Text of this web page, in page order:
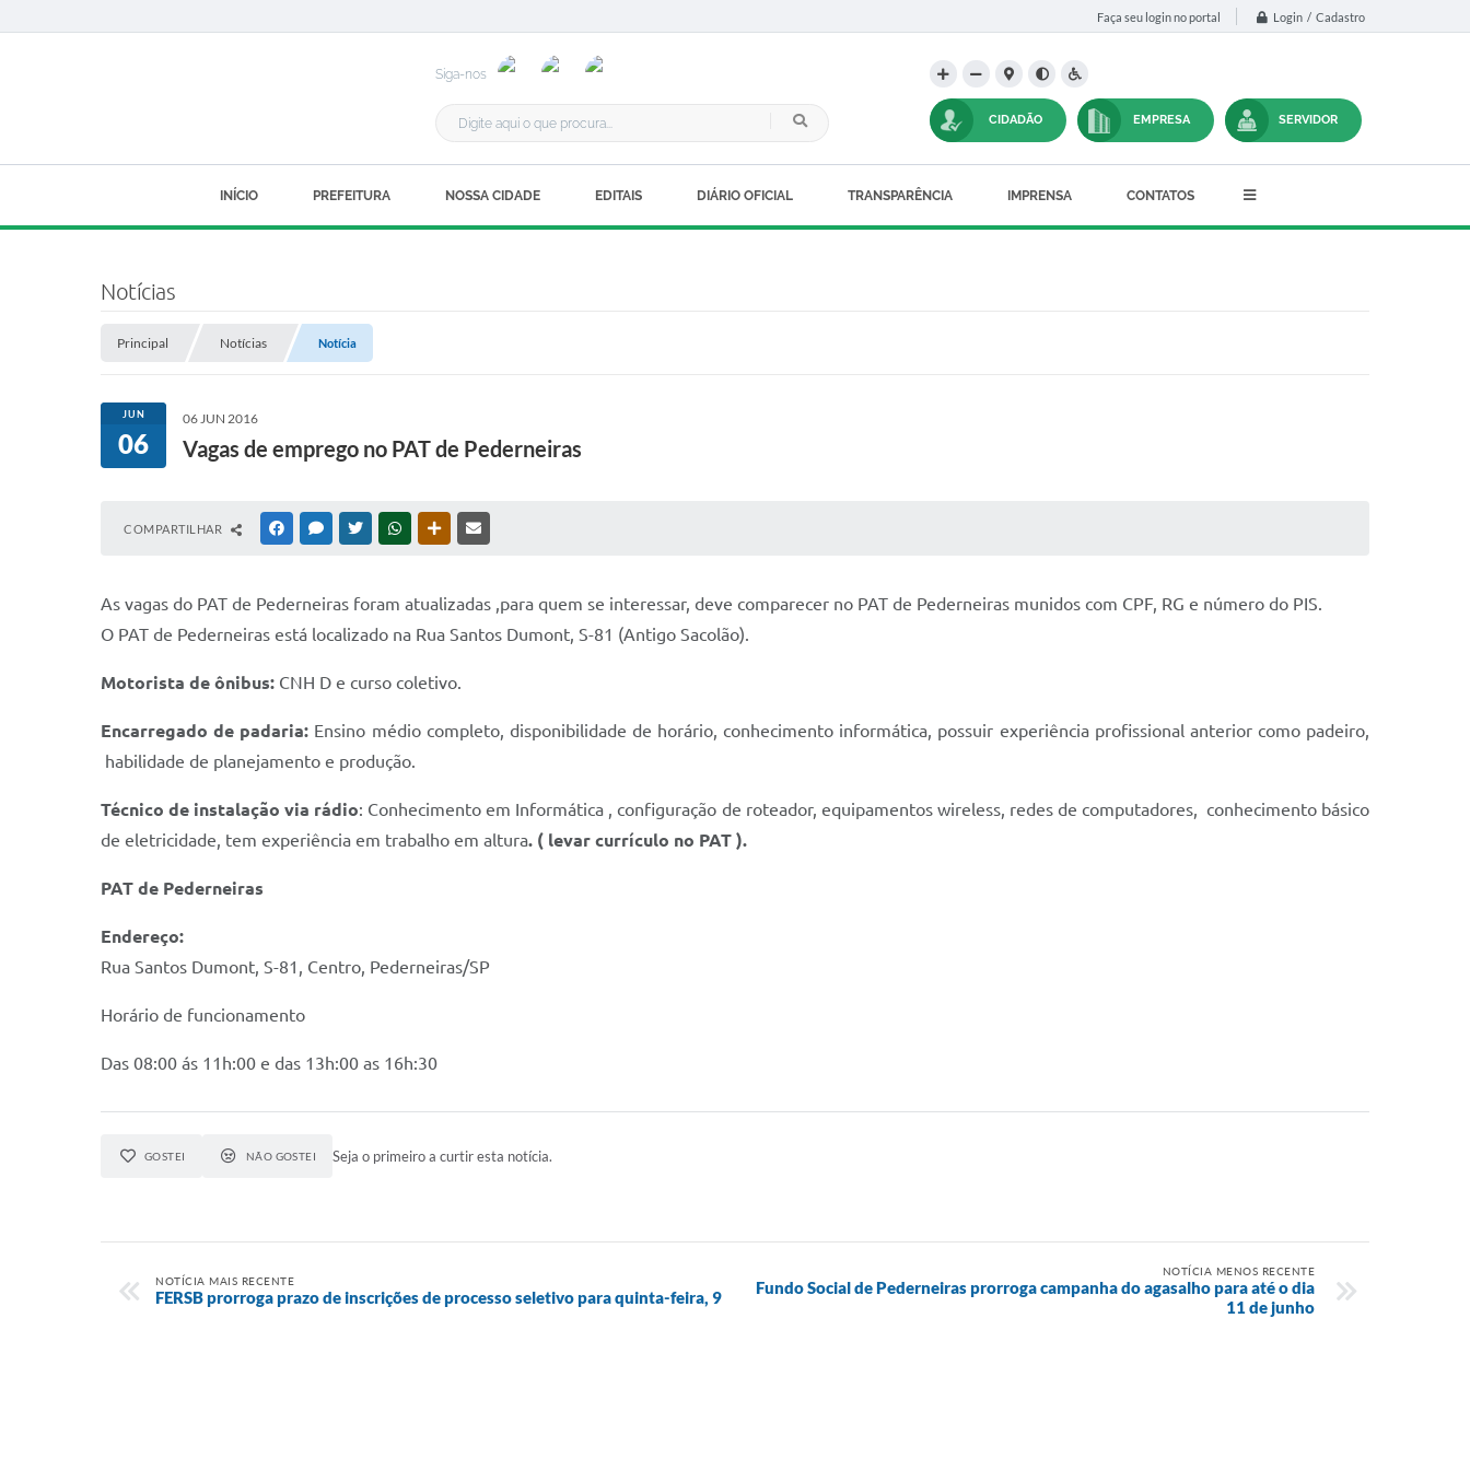
Faça seu login no portal Login / Cadastro
Siga-nos
CIDADÃO EMPRESA SERVIDOR
INÍCIO PREFEITURA NOSSA CIDADE EDITAIS DIÁRIO OFICIAL TRANSPARÊNCIA IMPRENSA CONTATOS
Notícias
Principal Notícias Notícia
JUN
06
06 JUN 2016
Vagas de emprego no PAT de Pederneiras
COMPARTILHAR FACEBOOKMESSENGER
TWITTERWHATSAPPOUTRAS MÍDIAS
As vagas do PAT de Pederneiras foram atualizadas ,para quem se interessar, deve comparecer no PAT de Pederneiras munidos com CPF, RG e número do PIS.
O PAT de Pederneiras está localizado na Rua Santos Dumont, S-81 (Antigo Sacolão).
Motorista de ônibus: CNH D e curso coletivo.
Encarregado de padaria: Ensino médio completo, disponibilidade de horário, conhecimento informática, possuir experiência profissional anterior como padeiro,
habilidade de planejamento e produção.
Técnico de instalação via rádio: Conhecimento em Informática , configuração de roteador, equipamentos wireless, redes de computadores, conhecimento básico
de eletricidade, tem experiência em trabalho em altura. ( levar currículo no PAT ).
PAT de Pederneiras
Endereço:
Rua Santos Dumont, S-81, Centro, Pederneiras/SP
Horário de funcionamento
Das 08:00 ás 11h:00 e das 13h:00 as 16h:30
GOSTEI NÃO GOSTEI Seja o primeiro a curtir esta notícia.
NOTÍCIA MAIS RECENTE
FERSB prorroga prazo de inscrições de processo seletivo para quinta-feira, 9
NOTÍCIA MENOS RECENTE
Fundo Social de Pederneiras prorroga campanha do agasalho para até o dia
11 de junho